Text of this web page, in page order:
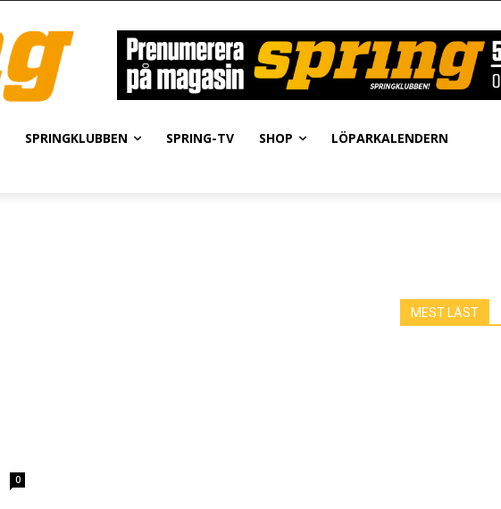
SPRINGKLUBBEN SPRING-TV SHOP LÖPARKALENDERN
0
MEST LÄST